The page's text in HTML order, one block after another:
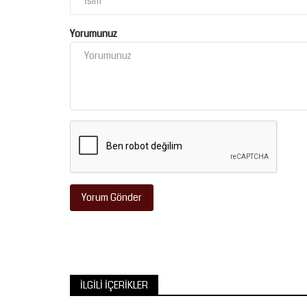
Yorumunuz
Yorum Gönder
İLGILI İÇERIKLER